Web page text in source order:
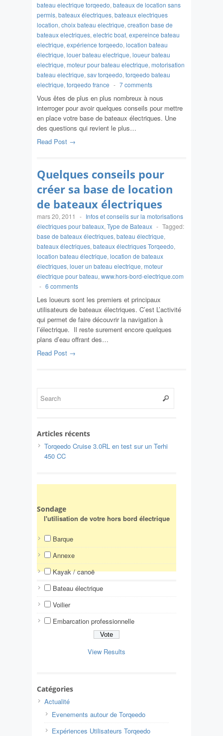
bateau electrique torqeedo, bateaux de location sans
permis, bateaux électriques, bateaux electriques
location, choix bateau electrique, creation base de
bateaux electriques, electric boat, expereince bateau
electrique, expérience torqeedo, location bateau
électrique, louer bateau electrique, loueur bateau
electrique, moteur pour bateau electrique, motorisation
bateau electrique, sav torqeedo, torqeedo bateau
electrique, torqeedo france - 7 comments
Vous êtes de plus en plus nombreux à nous
interroger pour avoir quelques conseils pour mettre
en place votre base de bateaux électriques. Une
des questions qui revient le plus…
Read Post →
Quelques conseils pour
créer sa base de location
de bateaux électriques
mars 20, 2011 - Infos et conseils sur la motorisations
électriques pour bateaux, Type de Bateaux - Tagged:
base de bateaux électriques, bateau électrique,
bateaux électriques, bateaux électriques Torqeedo,
location bateau électrique, location de bateaux
électriques, louer un bateau electrique, moteur
électrique pour bateau, www.hors-bord-electrique.com
- 6 comments
Les loueurs sont les premiers et principaux
utilisateurs de bateaux électriques. C’est L’activité
qui permet de faire découvrir la navigation à
l’électrique. Il reste surement encore quelques
plans d’eau offrant des…
Read Post →
Articles récents
Torqeedo Cruise 3.0RL en test sur un Terhi
450 CC
Sondage
l'utilisation de votre hors bord électrique
Barque
Annexe
Kayak / canoë
Bateau électrique
Voilier
Embarcation professionnelle
View Results
Catégories
Actualité
Evenements autour de Torqeedo
Expériences Utilisateurs Torqeedo